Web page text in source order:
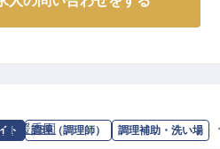
ト 調理（調理師） 調理補助・洗い場
ル暖香園 の調理補助・洗い場 /パート